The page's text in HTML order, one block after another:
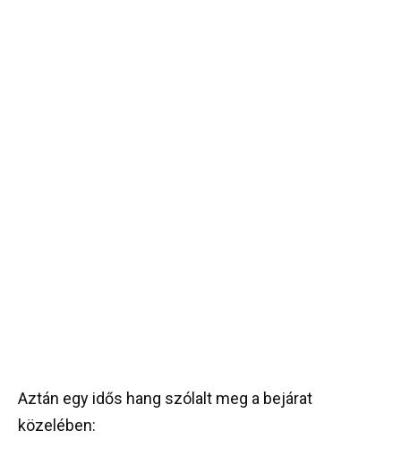
Aztán egy idős hang szólalt meg a bejárat
közelében: